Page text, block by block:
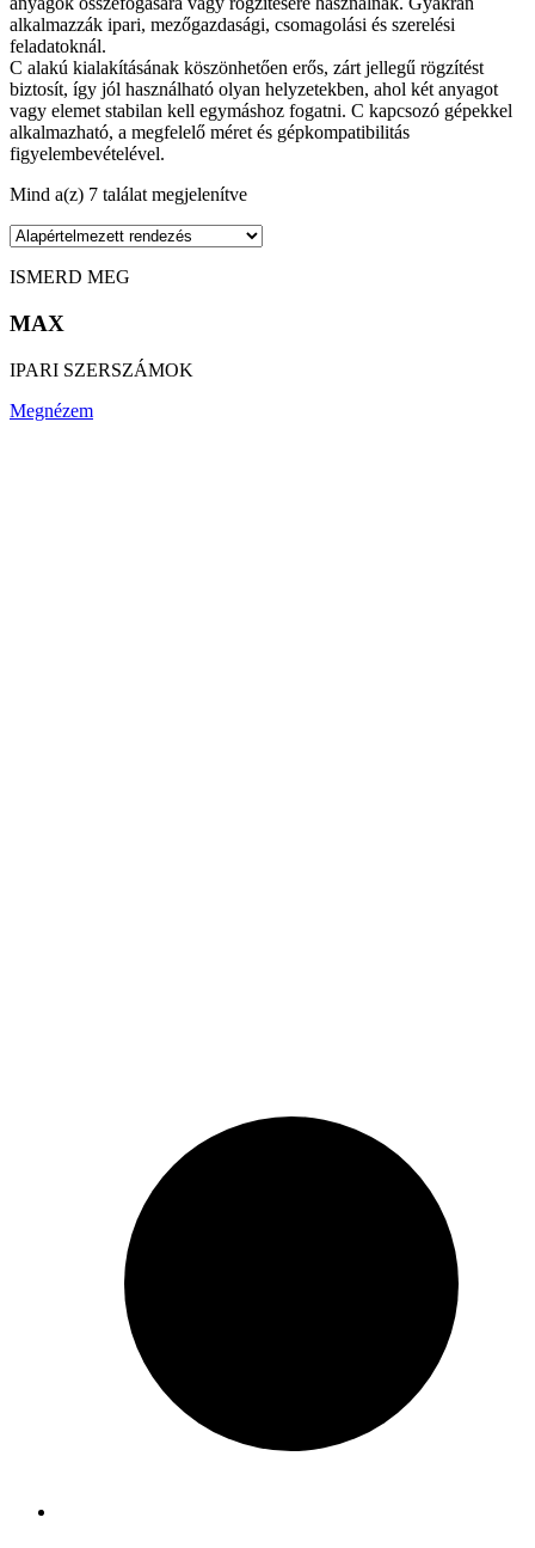
alkalmazzák ipari, mezőgazdasági, csomagolási és szerelési
feladatoknál.
C alakú kialakításának köszönhetően erős, zárt jellegű rögzítést
biztosít, így jól használható olyan helyzetekben, ahol két anyagot
vagy elemet stabilan kell egymáshoz fogatni. C kapcsozó gépekkel
alkalmazható, a megfelelő méret és gépkompatibilitás
figyelembevételével.
Mind a(z) 7 találat megjelenítve
ISMERD MEG
MAX
IPARI SZERSZÁMOK
Megnézem